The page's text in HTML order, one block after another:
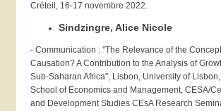
Créteil, 16-17 novembre 2022.
Sindzingre, Alice Nicole
- Communication : "The Relevance of the
Causation? A Contribution to the Analysis of
Sub-Saharan Africa", Lisbon, University of
School of Economics and Management, CESA/
and Development Studies CEsA Research